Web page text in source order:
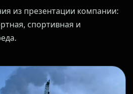
из презентации компании:
спортивная и